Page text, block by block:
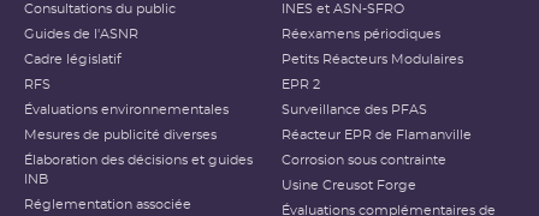
Consultations du public
Guides de l'ASNR
Cadre législatif
RFS
Évaluations environnementales
Mesures de publicité diverses
Élaboration des décisions et guides
INB
Réglementation associée
INES et ASN-SFRO
Réexamens périodiques
Petits Réacteurs Modulaires
EPR 2
Surveillance des PFAS
Réacteur EPR de Flamanville
Corrosion sous contrainte
Usine Creusot Forge
Évaluations complémentaires de